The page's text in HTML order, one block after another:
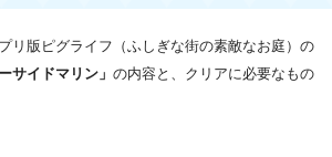
リ版ピグライフ（ふしぎな街の素敵なお庭）の
サイドマリン」 の内容と、クリアに必要なもの